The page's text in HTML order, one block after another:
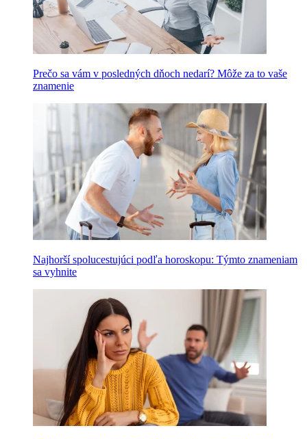
Prečo sa vám v posledných dňoch nedarí? Môže za to vaše
znamenie
Najhorší spolucestujúci podľa horoskopu: Týmto znameniam
sa vyhnite